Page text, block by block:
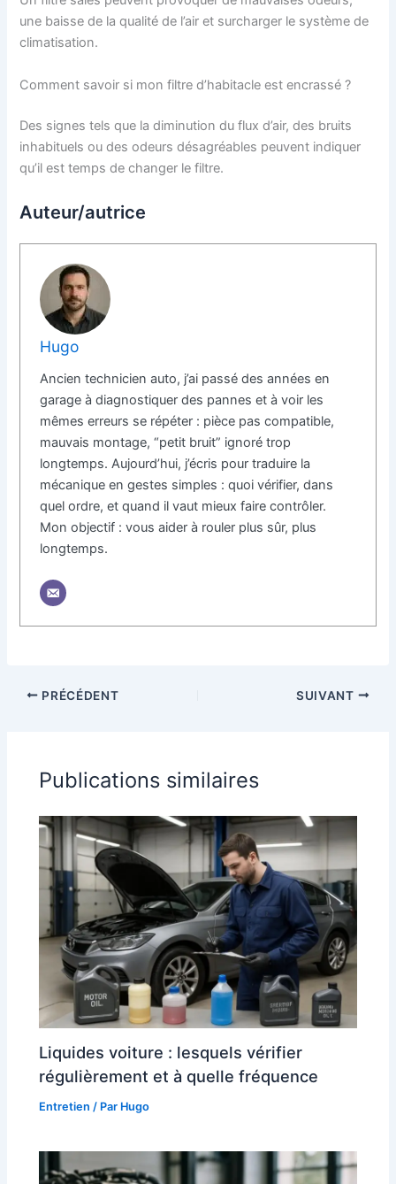
une baisse de la qualité de l’air et surcharger le système de
climatisation.
Comment savoir si mon filtre d’habitacle est encrassé ?
Des signes tels que la diminution du flux d’air, des bruits
inhabituels ou des odeurs désagréables peuvent indiquer
qu’il est temps de changer le filtre.
Auteur/autrice
Hugo
Ancien technicien auto, j’ai passé des années en
garage à diagnostiquer des pannes et à voir les
mêmes erreurs se répéter : pièce pas compatible,
mauvais montage, “petit bruit” ignoré trop
longtemps. Aujourd’hui, j’écris pour traduire la
mécanique en gestes simples : quoi vérifier, dans
quel ordre, et quand il vaut mieux faire contrôler.
Mon objectif : vous aider à rouler plus sûr, plus
longtemps.
PRÉCÉDENT SUIVANT
Publications similaires
Liquides voiture : lesquels vérifier
régulièrement et à quelle fréquence
Entretien / Par Hugo